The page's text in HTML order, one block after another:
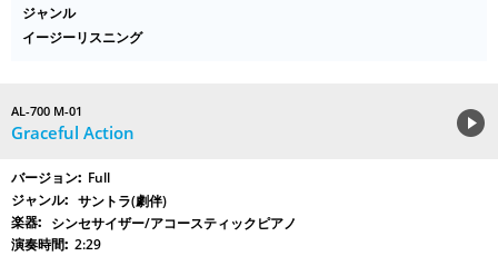
ジャンル
イージーリスニング
AL-700 M-01
Graceful Action
Full
サントラ(劇伴)
シンセサイザー/アコースティックピアノ
2:29